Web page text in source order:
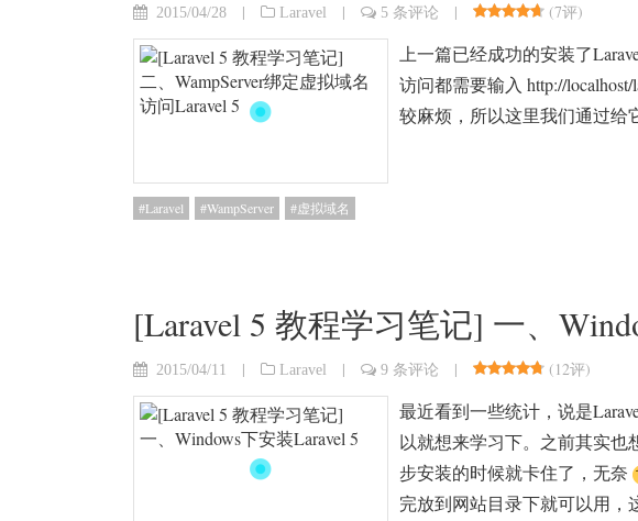
2015/04/28 | Laravel | 5 条评论 | (7评)
上一篇已经成功的安装了
访问都需要输入 http://
较麻烦，所以这里我们通过给
Laravel WampServer 虚拟域名
[Laravel 5 教程学习笔记] 一、
2015/04/11 | Laravel | 9 条评论 | (12评)
最近看到一些统计，说是
以就想来学习下。之前其实也
步安装的时候就卡住了，无奈
完放到网站目录下就可以用，